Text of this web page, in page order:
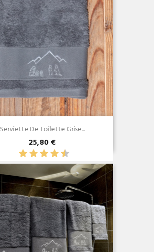
Serviette De Toilette Grise...
25,80 €
Aperçu rapide